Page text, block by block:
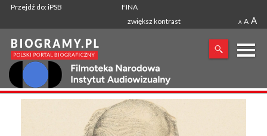
Przejdź do: iPSB
FINA
zwiększ kontrast
A A A
X
SZUKANA FRAZA